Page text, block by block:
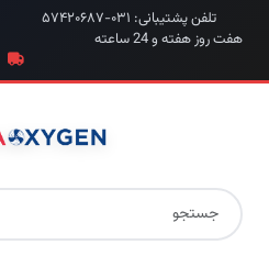
تلفن پشتیبانی: ۰۳۱-۵۷۴۲۰۶۸۷
هفت روز هفته و 24 ساعته